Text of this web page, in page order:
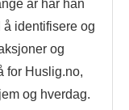
år har han
identifisere og
og
for Huslig.no,
og hverdag.